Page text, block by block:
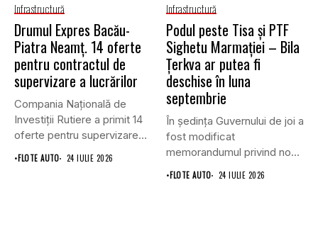
Infrastructură
Drumul Expres Bacău-
Piatra Neamț. 14 oferte
pentru contractul de
supervizare a lucrărilor
Compania Națională de
Investiții Rutiere a primit 14
oferte pentru supervizarea
lucrărilor...
•FLOTE AUTO 24 IULIE 2026
Infrastructură
Podul peste Tisa și PTF
Sighetu Marmației – Bila
Țerkva ar putea fi
deschise în luna
septembrie
În ședința Guvernului de joi a
fost modificat
memorandumul privind noul
punct...
•FLOTE AUTO 24 IULIE 2026